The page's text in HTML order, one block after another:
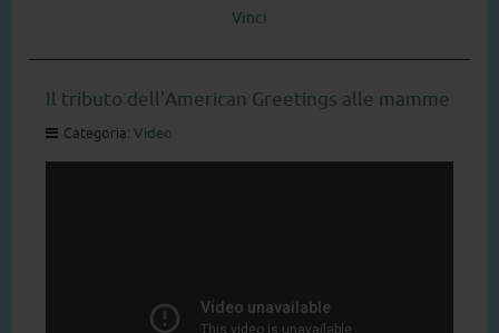
Vinci
Il tributo dell'American Greetings alle mamme
Categoria: Video